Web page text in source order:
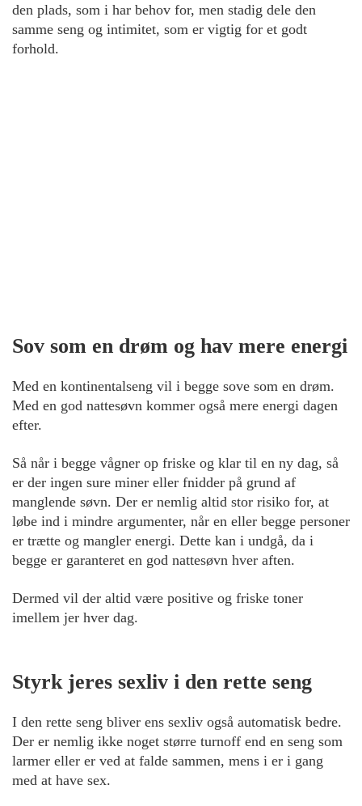
den plads, som i har behov for, men stadig dele den
samme seng og intimitet, som er vigtig for et godt
forhold.
Sov som en drøm og hav mere energi
Med en kontinentalseng vil i begge sove som en drøm.
Med en god nattesøvn kommer også mere energi dagen
efter.
Så når i begge vågner op friske og klar til en ny dag, så
er der ingen sure miner eller fnidder på grund af
manglende søvn. Der er nemlig altid stor risiko for, at
løbe ind i mindre argumenter, når en eller begge personer
er trætte og mangler energi. Dette kan i undgå, da i
begge er garanteret en god nattesøvn hver aften.
Dermed vil der altid være positive og friske toner
imellem jer hver dag.
Styrk jeres sexliv i den rette seng
I den rette seng bliver ens sexliv også automatisk bedre.
Der er nemlig ikke noget større turnoff end en seng som
larmer eller er ved at falde sammen, mens i er i gang
med at have sex.